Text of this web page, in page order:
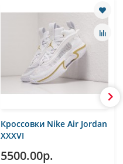
Кроссовки Nike Air Jordan
XXXVI
5500.00р.